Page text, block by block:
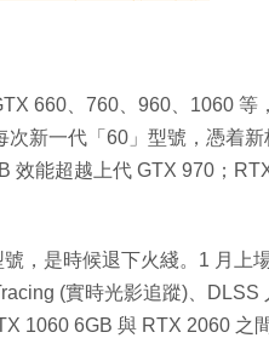
660、760、960、1060 等
新一代「60」型號，憑着
效能超越上代 GTX 970；
，是時候退下火綫。1 月上
(實時光影追蹤)、DLSS
1060 6GB 與 RTX 2060 之